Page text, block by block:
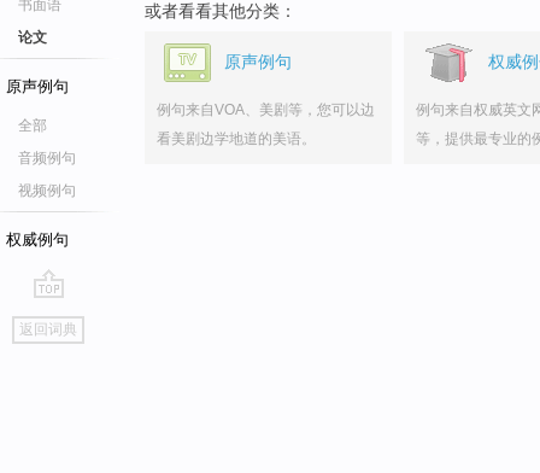
书面语
论文
原声例句
全部
音频例句
视频例句
权威例句
go
top
返回词典
或者看看其他分类：
原声例句
例句来自VOA、美剧等，您可以边
看美剧边学地道的美语。
权威
例句来自权威英文
等，提供最专业的